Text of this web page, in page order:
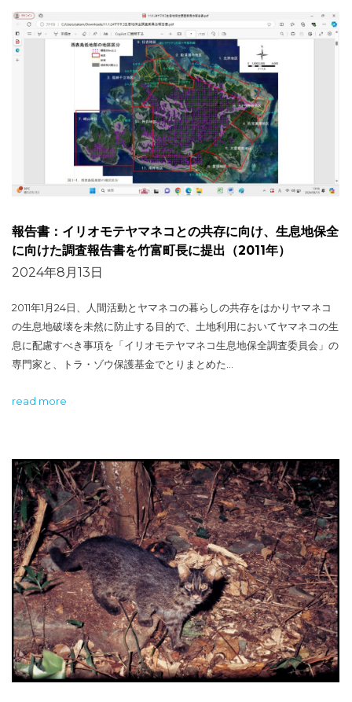
報告書：イリオモテヤマネコとの共存に向け、生息地保全
に向けた調査報告書を竹富町長に提出（2011年）
2024年8月13日
2011年1月24日、人間活動とヤマネコの暮らしの共存をはかりヤマネコ
の生息地破壊を未然に防止する目的で、土地利用においてヤマネコの生
息に配慮すべき事項を「イリオモテヤマネコ生息地保全調査委員会」の
専門家と、トラ・ゾウ保護基金でとりまとめた…
read more